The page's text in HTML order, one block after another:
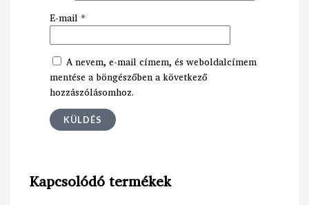
E-mail *
A nevem, e-mail címem, és weboldalcímem
mentése a böngészőben a következő
hozzászólásomhoz.
Kapcsolódó termékek